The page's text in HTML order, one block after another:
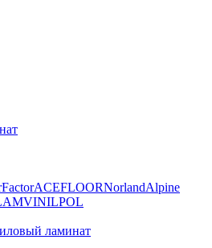
ACEFLOORNorlandAlpine
VINILPOL
ламинат